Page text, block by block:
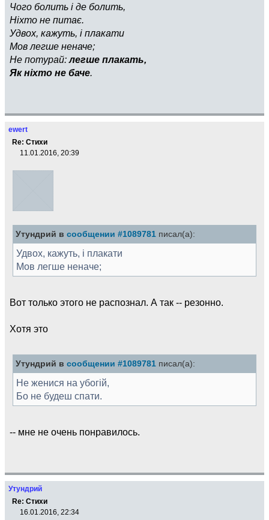
Чого болить і де болить,
Ніхто не питає.
Удвох, кажуть, і плакати
Мов легше неначе;
Не потурай:легше плакать,
Як ніхто не баче.
ewert
Re: Стихи
11.01.2016, 20:39
Утундрий в сообщении #1089781 писал(а):
Удвох, кажуть, і плакати
Мов легше неначе;
Вот только этого не распознал. А так -- резонно.
Хотя это
Утундрий в сообщении #1089781 писал(а):
Не женися на убогій,
Бо не будеш спати.
-- мне не очень понравилось.
Утундрий
Re: Стихи
16.01.2016, 22:34